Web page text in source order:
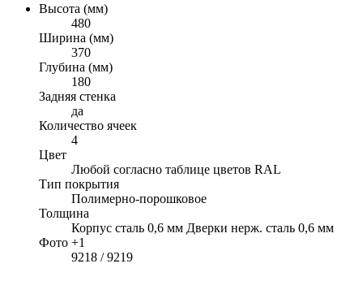
Высота (мм)
480
Ширина (мм)
370
Глубина (мм)
180
Задняя стенка
да
Количество ячеек
4
Цвет
Любой согласно таблице цветов RAL
Тип покрытия
Полимерно-порошковое
Толщина
Корпус сталь 0,6 мм Дверки нерж. сталь 0,6 мм
Фото +1
9218 / 9219